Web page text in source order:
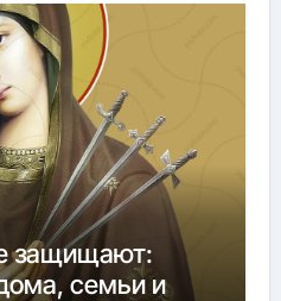
защищают:
семьи и